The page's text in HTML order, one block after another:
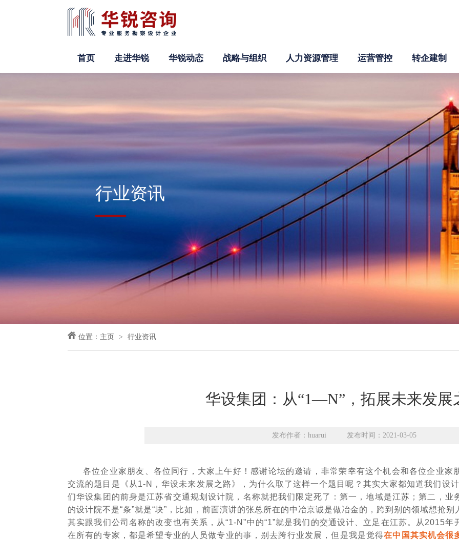
首页 走进华锐 华锐动态 战略与组织 人力资源管理 运营管控 转企建制
行业资讯
位置： 主页 行业资讯
华设集团：从“1—N”，拓展未来发展
发布作者：huarui 发布时间：2021-03-05
各位企业家朋友、各位同行，大家上午好！感谢论坛的邀请，非常荣幸有这个机会和各位企业家
交流的题目是《从1-N，华设未来发展之路》，为什么取了这样一个题目呢？其实大家都知道我们设
们华设集团的前身是江苏省交通规划设计院，名称就把我们限定死了：第一，地域是江苏；第二，
的设计院不是“条”就是“块”，比如，前面演讲的张总所在的中冶京诚是做冶金的，跨到别的领域想抢
其实跟我们公司名称的改变也有关系，从“1-N”中的“1”就是我们的交通设计、立足在江苏。从2015
在所有的专家，都是希望专业的人员做专业的事，别去跨行业发展，但是我是觉得在中国其实机会很